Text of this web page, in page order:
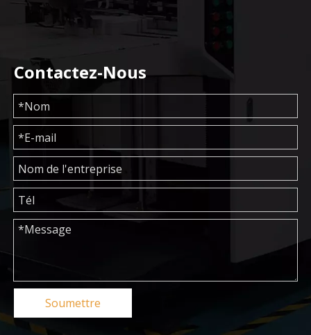
Contactez-Nous
Soumettre